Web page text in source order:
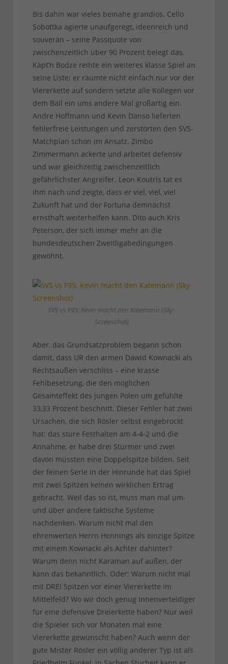
Bis dahin war vieles beinahe grandios. Cello
Sobottka agierte unaufgeregt, ideenreich und
souverän – seine Passquote von
zwischenzeitlich über 90 Prozent belegt das.
Käpt’n Bodze reihte ein weiteres klasse Spiel an
seine Liste; er räumte nicht einfach nur vor der
Viererkette auf sondern setzte alle Kollegen vor
dem Ball ein ums andere Mal großartig ein.
Andre Hoffmann und Kevin Danso lieferten
fehlerfreie Leistungen und zerstörten den SVS-
Matchplan schon im Ansatz. Zimbo
Zimmermann ackerte und arbeitet defensiv
und war gleichzeitig zwischenzeitlich
gefährlichster Angreifer. Leon Koutris tat es
ihm nach und zeigte, dass er viel, viel, viel
Zukunft hat und der Fortuna demnächst
ernsthaft weiterhelfen kann. Dito auch Kris
Peterson, der sich immer mehr an die
bundesdeutschen Zweitligabedingungen
gewöhnt.
SVS vs F95: Kevin macht den Katemann (Sky-
Screenshot)
Aber, das Grundsatzproblem begann schon
damit, dass UR den armen Dawid Kownacki als
Rechtsaußen verschliss – eine krasse
Fehlbesetzung, die den möglichen
Gesamteffekt des jungen Polen um gefühlte
33,33 Prozent beschnitt. Dieser Fehler hat zwei
Ursachen, die sich Rösler selbst eingebrockt
hat: das sture Festhalten am 4-4-2 und die
Annahme, er habe drei Stürmer und zwei
davon müssten eine Doppelspitze bilden. Seit
der feinen Serie in der Hinrunde hat das Spiel
mit zwei Spitzen keinen wirklichen Ertrag
gebracht. Weil das so ist, muss man mal um-
und über andere taktische Systeme
nachdenken. Warum nicht mal den
ehrenwerten Herrn Hennings als einzige Spitze
mit einem Kownacki als Achter dahinter?
Warum denn nicht Karaman auf außen, der
kann das bekanntlich. Oder: Warum nicht mal
mit DREI Spitzen vor einer Viererkette im
Mittelfeld? Wo wir doch genug Innenverteidiger
für eine defensive Dreierkette haben? Nur weil
die Spieler sich vor Monaten mal eine
Viererkette gewünscht haben? Auch wenn der
gute Mister Rösler ein völlig anderer Typ ist als